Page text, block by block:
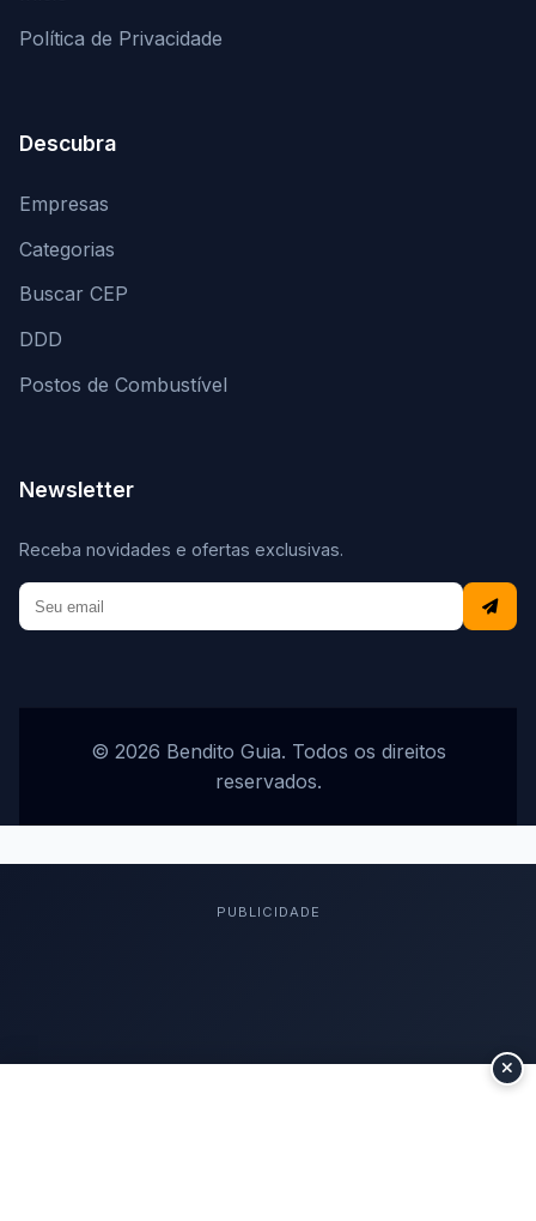
Política de Privacidade
Descubra
Empresas
Categorias
Buscar CEP
DDD
Postos de Combustível
Newsletter
Receba novidades e ofertas exclusivas.
© 2026 Bendito Guia. Todos os direitos
reservados.